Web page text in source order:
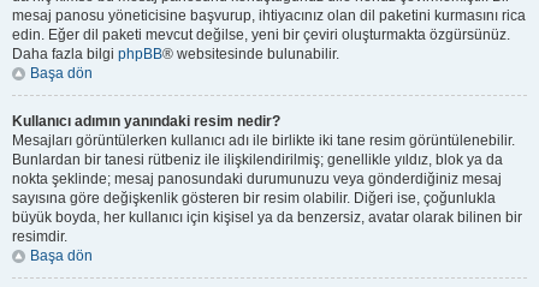
mesaj panosu yöneticisine başvurup, ihtiyacınız olan dil paketini kurmasını rica
edin. Eğer dil paketi mevcut değilse, yeni bir çeviri oluşturmakta özgürsünüz.
Daha fazla bilgi phpBB® websitesinde bulunabilir.
Başa dön
Kullanıcı adımın yanındaki resim nedir?
Mesajları görüntülerken kullanıcı adı ile birlikte iki tane resim görüntülenebilir.
Bunlardan bir tanesi rütbeniz ile ilişkilendirilmiş; genellikle yıldız, blok ya da
nokta şeklinde; mesaj panosundaki durumunuzu veya gönderdiğiniz mesaj
sayısına göre değişkenlik gösteren bir resim olabilir. Diğeri ise, çoğunlukla
büyük boyda, her kullanıcı için kişisel ya da benzersiz, avatar olarak bilinen bir
resimdir.
Başa dön